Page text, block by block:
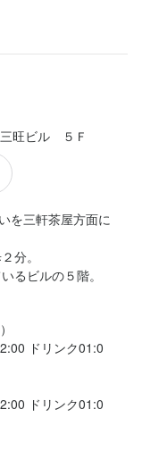
旺ビル　５Ｆ
を三軒茶屋方面に
分。
るビルの５階。
ドリンク01:0
ドリンク01:0
識
野菜の知識